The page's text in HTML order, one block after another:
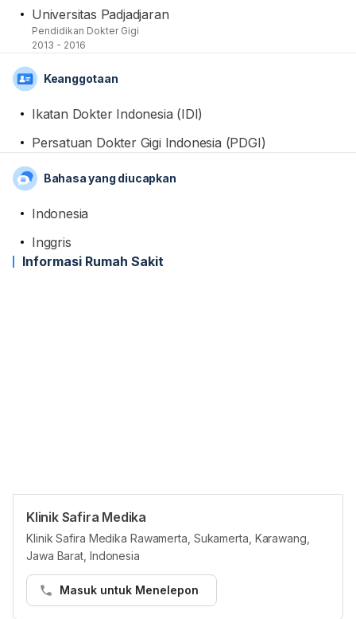
Universitas Padjadjaran
Pendidikan Dokter Gigi
2013 - 2016
Keanggotaan
Ikatan Dokter Indonesia (IDI)
Persatuan Dokter Gigi Indonesia (PDGI)
Bahasa yang diucapkan
Indonesia
Inggris
Informasi Rumah Sakit
Klinik Safira Medika
Klinik Safira Medika Rawamerta, Sukamerta, Karawang,
Jawa Barat, Indonesia
Masuk untuk Menelepon
Jam reguler
Senin
Selasa